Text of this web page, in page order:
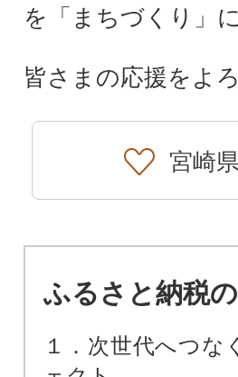
を「まちづくり」
皆さまの応援をよ
宮崎
ふるさと納税
１．次世代へつな